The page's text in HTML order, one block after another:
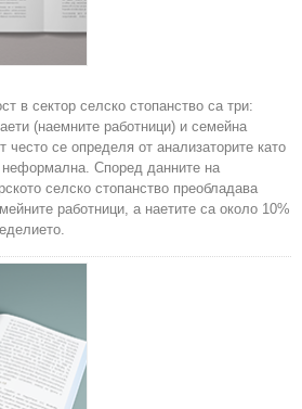
в сектор селско стопанство са три:
(наемните работници) и семейна
често се определя от анализаторите като
Според данните на
селско стопанство преобладава
работници, а наетите са около 10%